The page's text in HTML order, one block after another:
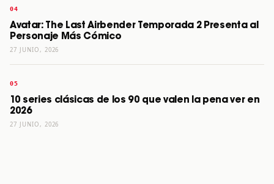
Avatar: The Last Airbender Temporada 2 Presenta al
Personaje Más Cómico
27 JUNIO, 2026
10 series clásicas de los 90 que valen la pena ver en
2026
27 JUNIO, 2026